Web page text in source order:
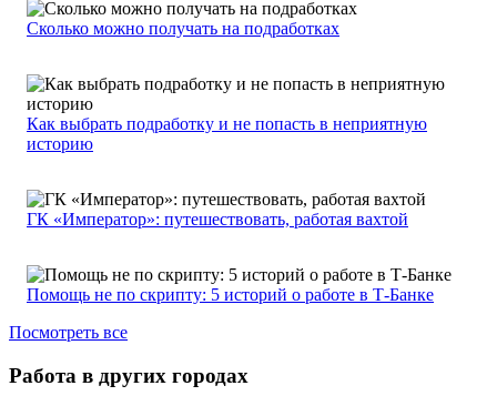
Сколько можно получать на подработках
Как выбрать подработку и не попасть в неприятную
историю
ГК «Император»: путешествовать, работая вахтой
Помощь не по скрипту: 5 историй о работе в Т-Банке
Посмотреть все
Работа в других городах